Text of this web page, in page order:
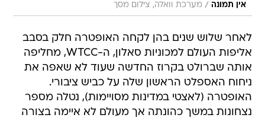
אין תמונה / מערכת וואלה, צילום מסך
לאחר שלוש שנים בהן לקחה האופטרה חלק בסבב
אליפות העולם למכוניות סאלון, ה-WTCC, מחליפה
אותה שברולט בקרוז החדשה שעוד לא שאפה את
ניחוח האספלט הראשון שלה על כביש ציבורי.
האופטרה (לאצטי במדינות מסויימות), נטלה מספר
נצחונות במשך כהונתה אך מעולם לא איימה בצורה